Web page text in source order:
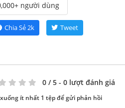
người dùng
Chia Sẻ2k Tweet
0 / 5 - 0 lượt đánh giá
ít nhất 1 tệp để gửi phản hồi